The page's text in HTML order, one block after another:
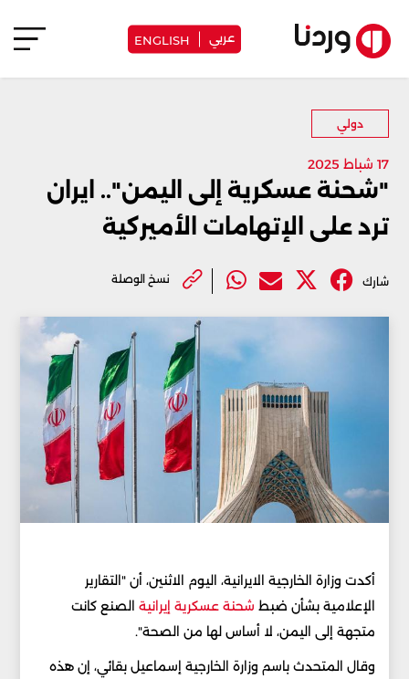
عربي ENGLISH
دولي
17 شباط 2025
"شحنة عسكرية إلى اليمن".. ايران
ترد على الإتهامات الأميركية
شارك نسخ الوصلة
أكدت وزارة الخارجية الايرانية، اليوم الاثنين، أن "التقارير
الإعلامية بشأن ضبط شحنة عسكرية إيرانية الصنع كانت
متجهة إلى اليمن، لا أساس لها من الصحة".
وقال المتحدث باسم وزارة الخارجية إسماعيل بقائي، إن هذه